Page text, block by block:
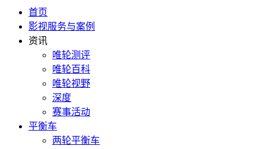
首页
影视服务与案例
资讯
唯轮测评
唯轮百科
唯轮视野
深度
赛事活动
平衡车
两轮平衡车